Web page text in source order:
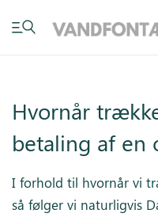
Hvornår
betaling af en
I forhold til hvornår vi
så følger vi naturligvis
Have vandfontæner
Indendørs